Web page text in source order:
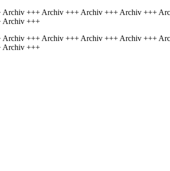
+++ Archiv +++ Archiv +++ Archiv +++
Archiv +++
+++ Archiv +++ Archiv +++ Archiv +++
Archiv +++